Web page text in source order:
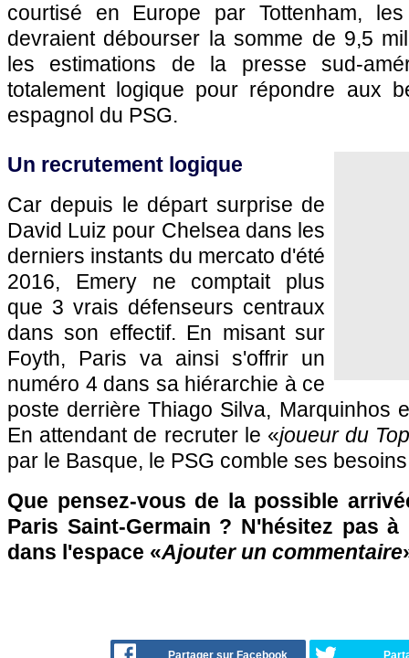
courtisé en Europe par Tottenham,
devraient débourser la somme de 9,5
les estimations de la presse sud-
totalement logique pour répondre aux
espagnol du PSG.
Un recrutement logique
Car depuis le départ surprise de
David Luiz pour Chelsea dans les
derniers instants du mercato d'été
2016, Emery ne comptait plus
que 3 vrais défenseurs centraux
dans son effectif. En misant sur
Foyth, Paris va ainsi s'offrir un
numéro 4 dans sa hiérarchie à ce
poste derrière Thiago Silva, Marquinhos
En attendant de recruter le «joueur du
par le Basque, le PSG comble ses
Que pensez-vous de la possible
Paris Saint-Germain ? N'hésitez pas
dans l'espace «Ajouter un commentaire
Partager sur Facebook